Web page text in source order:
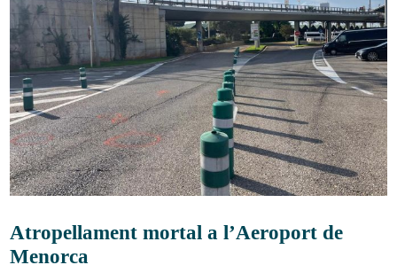
Atropellament mortal a l’Aeroport de
Menorca